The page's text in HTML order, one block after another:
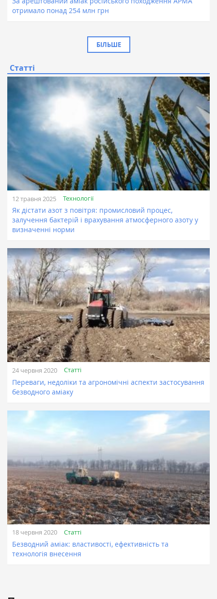
отримало понад 254 млн грн
БІЛЬШЕ
Статті
12 травня 2025 Технології
Як дістати азот з повітря: промисловий процес,
залучення бактерій і врахування атмосферного азоту у
визначенні норми
24 червня 2020 Статті
Переваги, недоліки та агрономічні аспекти застосування
безводного аміаку
18 червня 2020 Статті
Безводний аміак: властивості, ефективність та
технологія внесення